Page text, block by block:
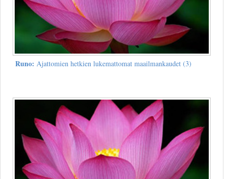
Runo: Ajattomien hetkien lukemattomat maailmankaudet (3)